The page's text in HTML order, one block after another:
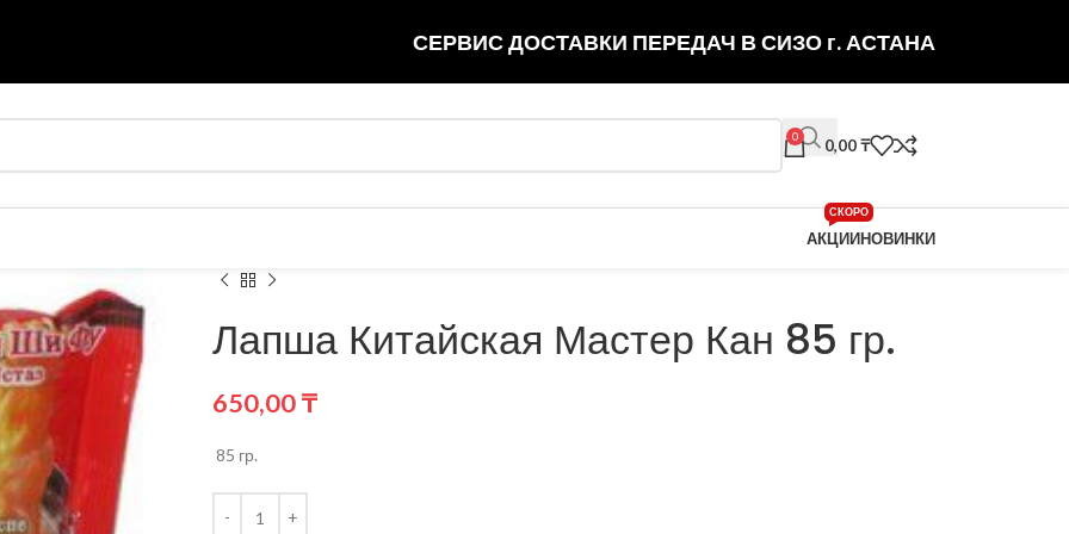
СЕРВИС ДОСТАВКИ ПЕРЕДАЧ В СИЗО г. АСТАНА
0 0,00₸
АКЦИИ
СКОРО
НОВИНКИ
Лапша Китайская Мастер Кан 85 гр.
650,00₸
85 гр.